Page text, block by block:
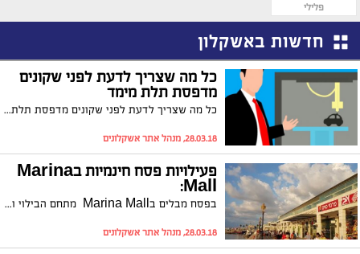
פלילי
חדשות באשקלון
כל מה שצריך לדעת לפני שקונים
מדפסת תלת מימד
כל מה שצריך לדעת לפני שקונים מדפסת תלת מימד
28.03.18, מנהל אתר אשקלונים
פעילויות פסח חינמיות בMarina
Mall:
בפסח מבלים בMarina Mall מתחם הבילוי והפנאי החדש באשקלון במגוון פעילויות פסח חינמיות לכל המשפחה
28.03.18, מנהל אתר אשקלונים